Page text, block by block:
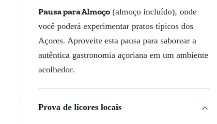
Pausa para Almoço (almoço incluído), onde
você poderá experimentar pratos típicos dos
Açores. Aproveite esta pausa para saborear a
autêntica gastronomia açoriana em um ambiente
acolhedor.
Prova de licores locais